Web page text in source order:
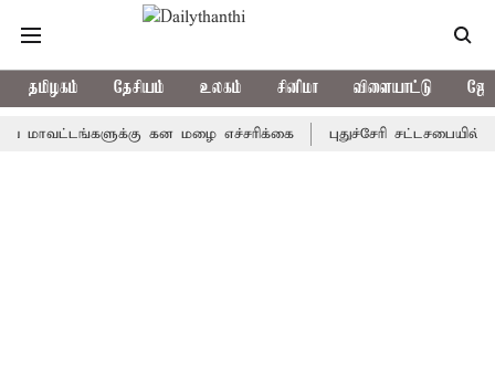
தமிழகம் தேசியம் உலகம் சினிமா விளையாட்டு
கன மழை எச்சரிக்கை புதுச்சேரி சட்டசபையில்